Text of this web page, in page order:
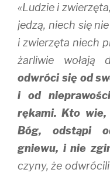
«Ludzie i
jedzą, niech się
i zwierzęta niech
żarliwie
odwróci się od
i od
rękami. Kto
Bóg, odstąpi
gniewu, i nie
czyny, że